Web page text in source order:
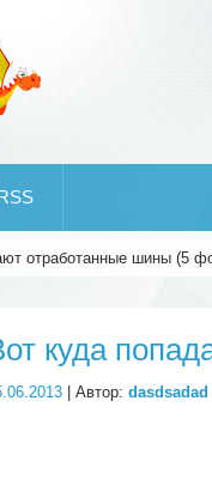
отработанные шины (5
куда
| Автор:dasdsadad